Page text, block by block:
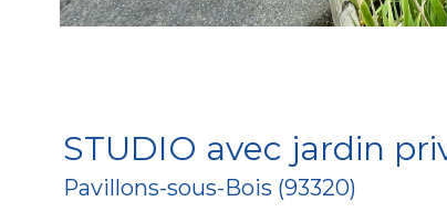
STUDIO avec jardin
Pavillons-sous-Bois (93320)